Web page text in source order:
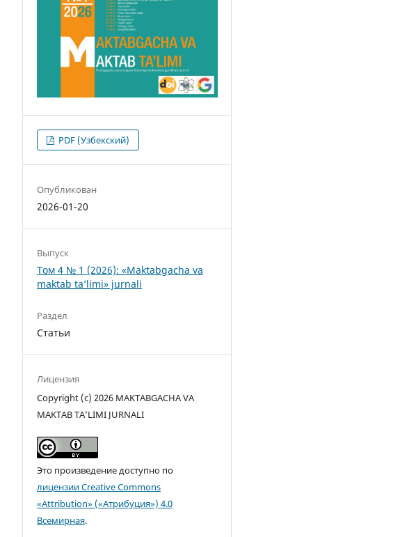
PDF (Узбекский)
Опубликован
2026-01-20
Выпуск
Том 4 № 1 (2026): «Maktabgacha va
maktab ta’limi» jurnali
Раздел
Статьи
Лицензия
Copyright (c) 2026 MAKTABGACHA VA
MAKTAB TA’LIMI JURNALI
Это произведение доступно по
лицензии Creative Commons
«Attribution» («Атрибуция») 4.0
Всемирная.